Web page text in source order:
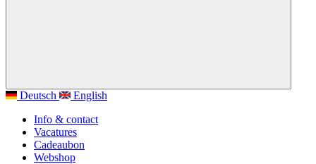
Deutsch
English
Info & contact
Vacatures
Cadeaubon
Webshop